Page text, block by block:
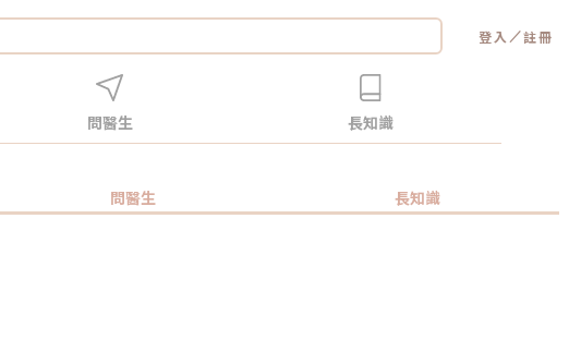
登入 ／註冊
問醫生 長知識
問醫生 長知識